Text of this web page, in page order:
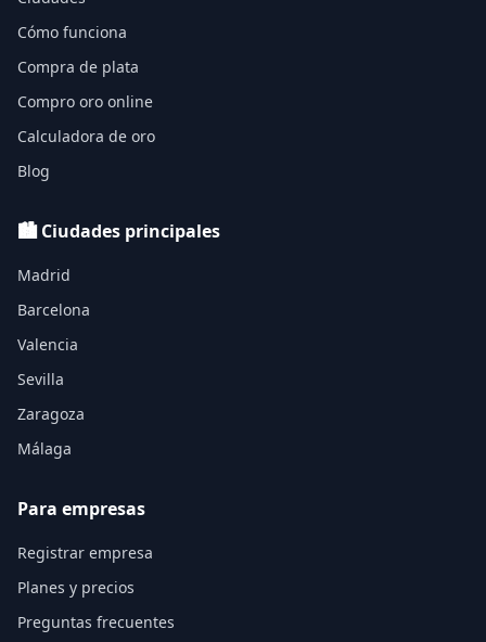
Cómo funciona
Compra de plata
Compro oro online
Calculadora de oro
Blog
🏙️ Ciudades principales
Madrid
Barcelona
Valencia
Sevilla
Zaragoza
Málaga
Para empresas
Registrar empresa
Planes y precios
Preguntas frecuentes